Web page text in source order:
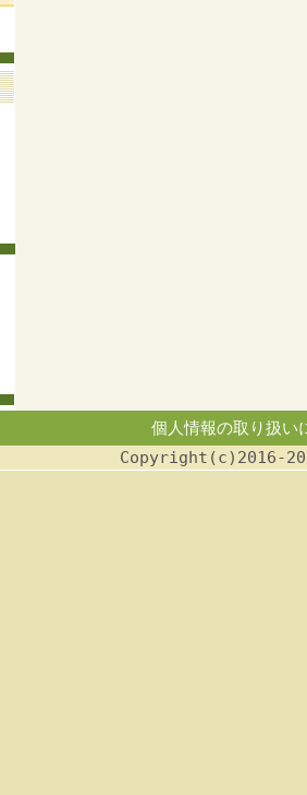
個人情報の取り扱い
Copyright(c)2016-